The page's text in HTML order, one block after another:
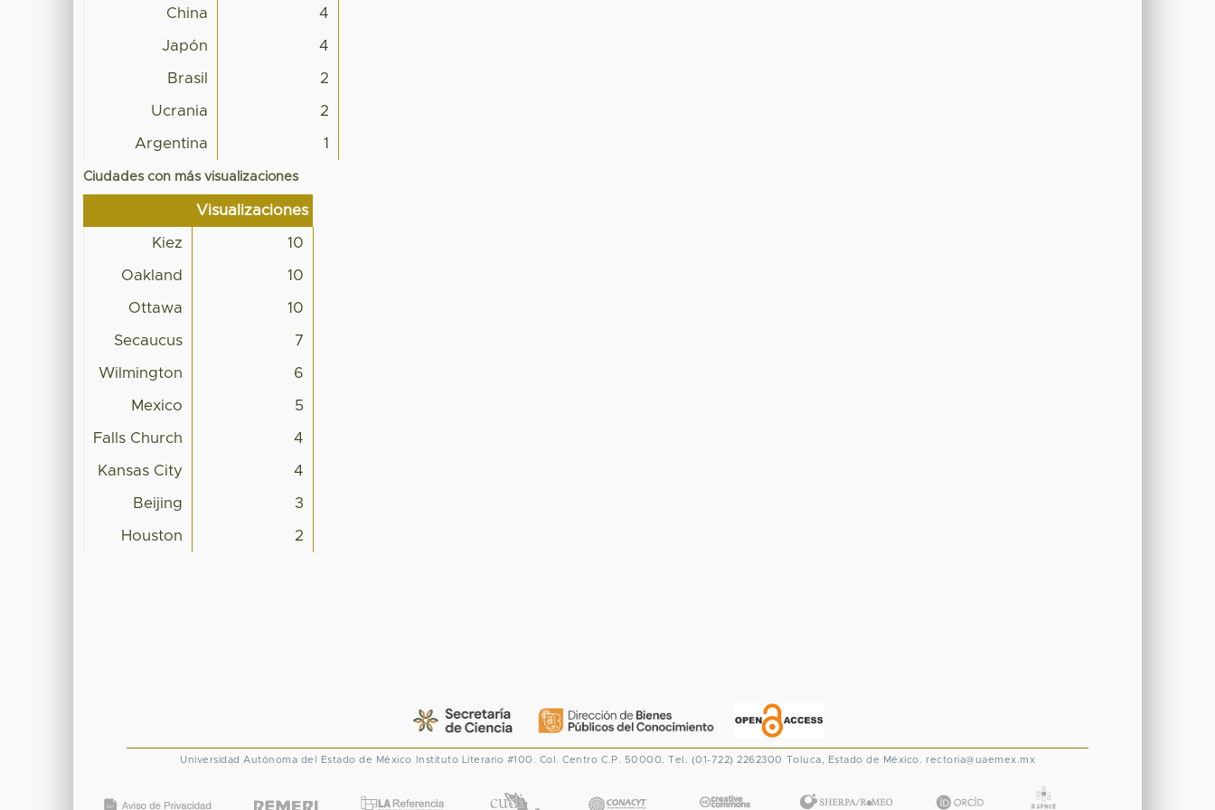
China 4
Japón 4
Brasil 2
Ucrania 2
Argentina 1
Ciudades con más visualizaciones
Visualizaciones
Kiez 10
Oakland 10
Ottawa 10
Secaucus 7
Wilmington 6
Mexico 5
Falls Church 4
Kansas City 4
Beijing 3
Houston 2
Universidad Autónoma del Estado de México Instituto Literario #100. Col. Centro C.P. 50000. Tel. (01-722) 2262300 Toluca, Estado de México. rectoria@uaemex.mx